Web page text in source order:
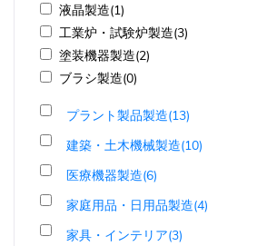
液晶製造(1)
工業炉・試験炉製造(3)
塗装機器製造(2)
ブラシ製造(0)
プラント製品製造(13)
建築・土木機械製造(10)
医療機器製造(6)
家庭用品・日用品製造(4)
家具・インテリア(3)